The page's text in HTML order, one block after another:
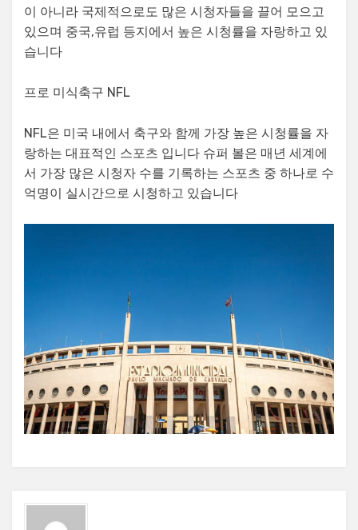
이 아니라 국제적으로도 많은 시청자들을 끌어 모으고
있으며 중국,유럽 등지에서 높은 시청률을 자랑하고 있
습니다
프로 미식축구 NFL
NFL은 미국 내에서 축구와 함께 가장 높은 시청률을 자
랑하는 대표적인 스포츠 입니다 슈퍼 볼은 매년 세계에
서 가장 많은 시청자 수를 기록하는 스포츠 중 하나로 수
억명이 실시간으로 시청하고 있습니다